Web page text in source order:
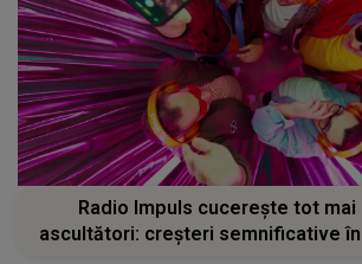
Radio Impuls cucerește tot mai
ascultători: creșteri semnificative